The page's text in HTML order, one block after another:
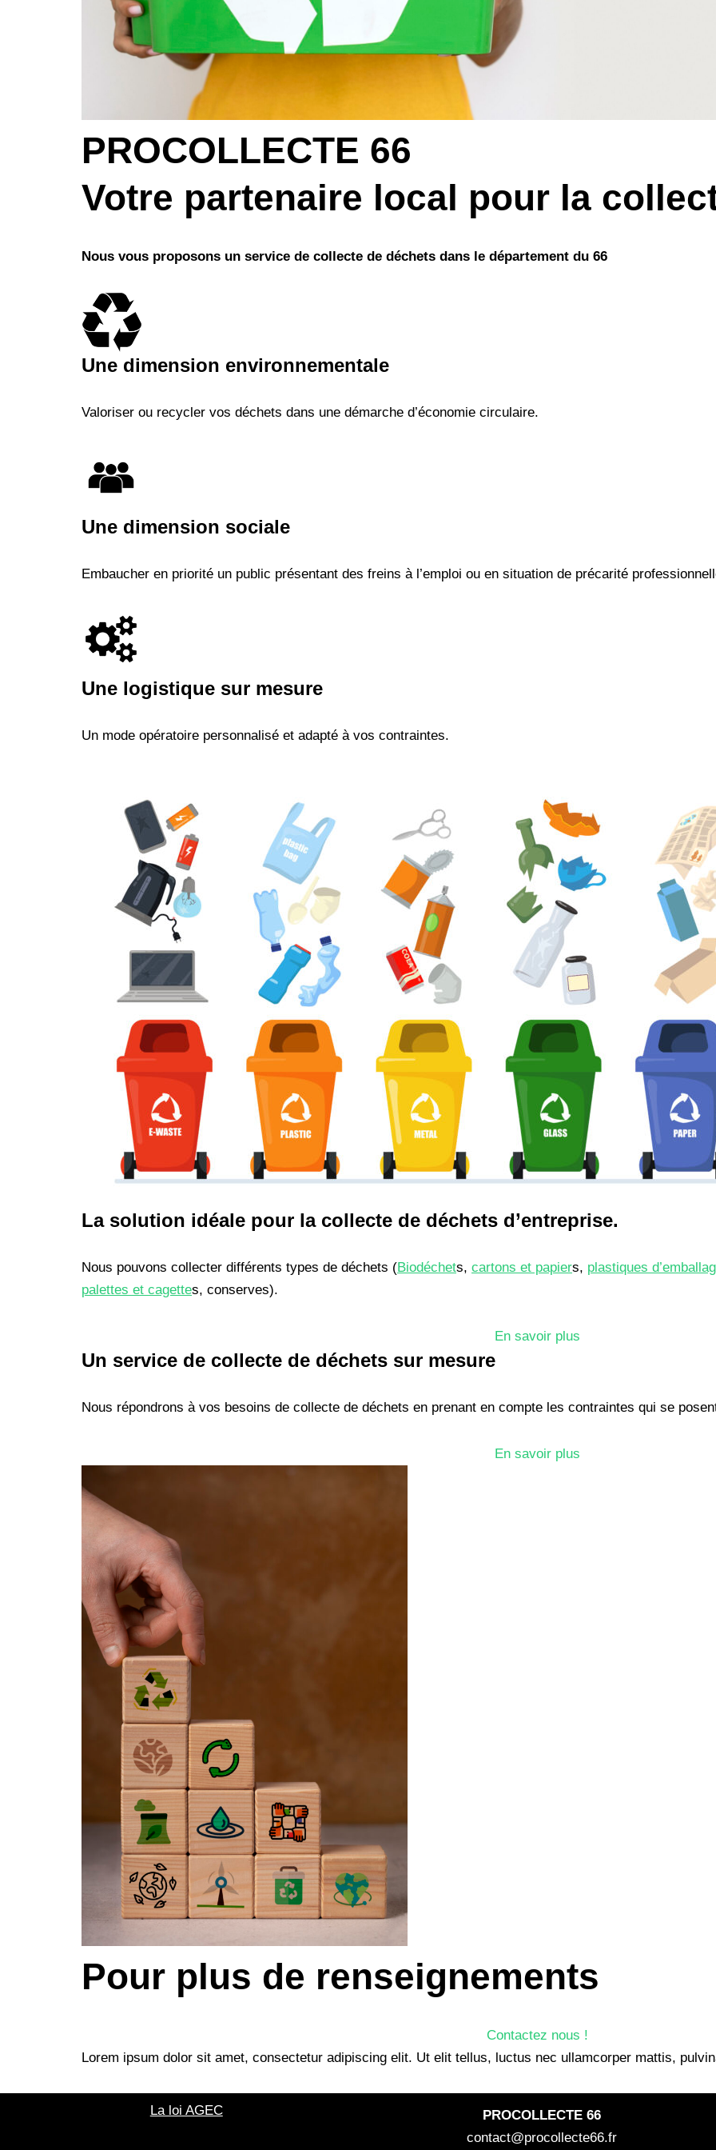
PROCOLLECTE 66
Votre partenaire local pour la
Nous vous proposons un service de collecte de déchets dans le département du 66
Une dimension environnementale
Valoriser ou recycler vos déchets dans une démarche d’économie circulaire.
Une dimension sociale
Embaucher en priorité un public présentant des freins à l’emploi ou en situation de précarité
Une logistique sur mesure
Un mode opératoire personnalisé et adapté à vos contraintes.
La solution idéale pour la collecte de déchets d’entreprise.
Nous pouvons collecter différents types de déchets (Biodéchets, cartons et papiers, plastiques
palettes et cagettes, conserves).
En savoir plus
Un service de collecte de déchets sur mesure
Nous répondrons à vos besoins de collecte de déchets en prenant en compte les contraintes qui se
En savoir plus
Pour plus de renseignements
Contactez nous !
Lorem ipsum dolor sit amet, consectetur adipiscing elit. Ut elit tellus, luctus nec ullamcorper mattis,
La loi AGEC
PROCOLLECTE 66
contact@procollecte66.fr